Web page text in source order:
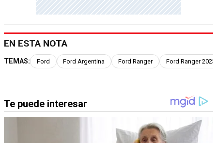
EN ESTA NOTA
TEMAS: Ford Ford Argentina Ford Ranger Ford Ranger 2023